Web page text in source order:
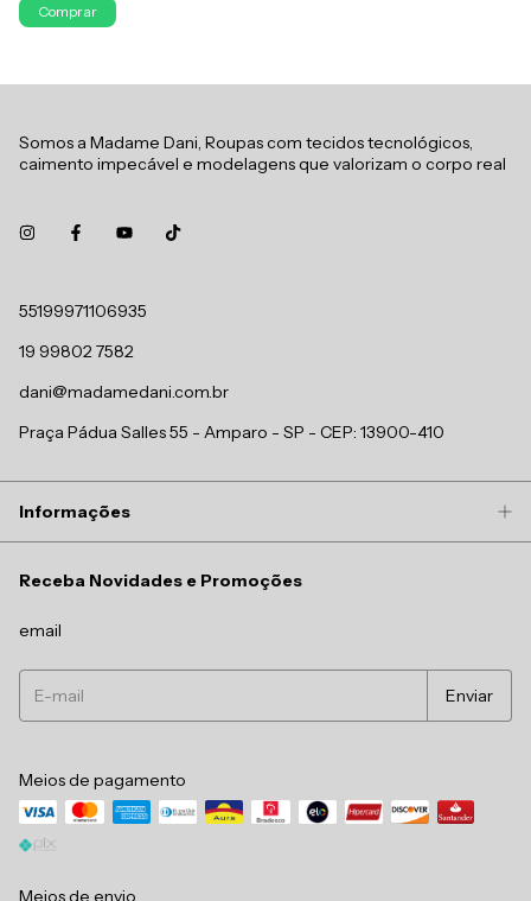
Comprar
Somos a Madame Dani, Roupas com tecidos tecnológicos,
caimento impecável e modelagens que valorizam o corpo real
55199971106935
19 99802 7582
dani@madamedani.com.br
Praça Pádua Salles 55 - Amparo - SP - CEP: 13900-410
Informações
Receba Novidades e Promoções
email
Meios de pagamento
Meios de envio